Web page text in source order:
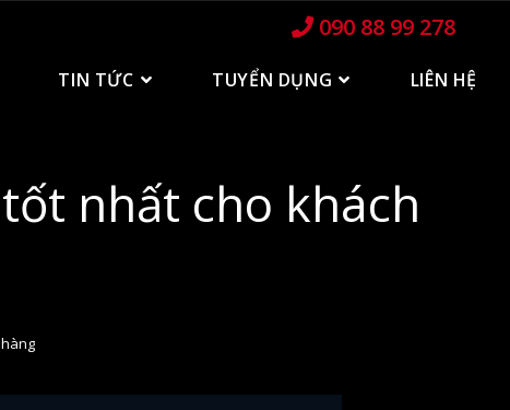
090 88 99 278
TIN TỨC TUYỂN DỤNG LIÊN HỆ
nhất cho khách